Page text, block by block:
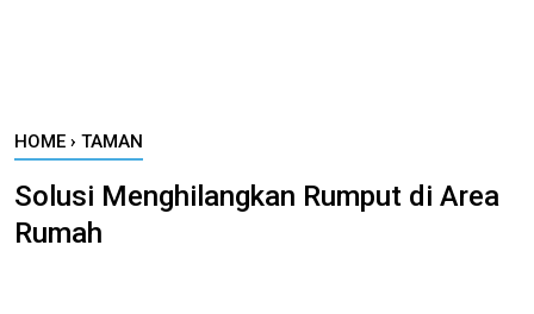
HOME › TAMAN
Solusi Menghilangkan Rumput di Area
Rumah